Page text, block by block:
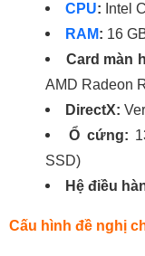
CPU: Intel
RAM: 16
Card màn
AMD Radeon
DirectX:
Ổ cứng:
SSD)
Hệ điều
Cấu hình đề nghị